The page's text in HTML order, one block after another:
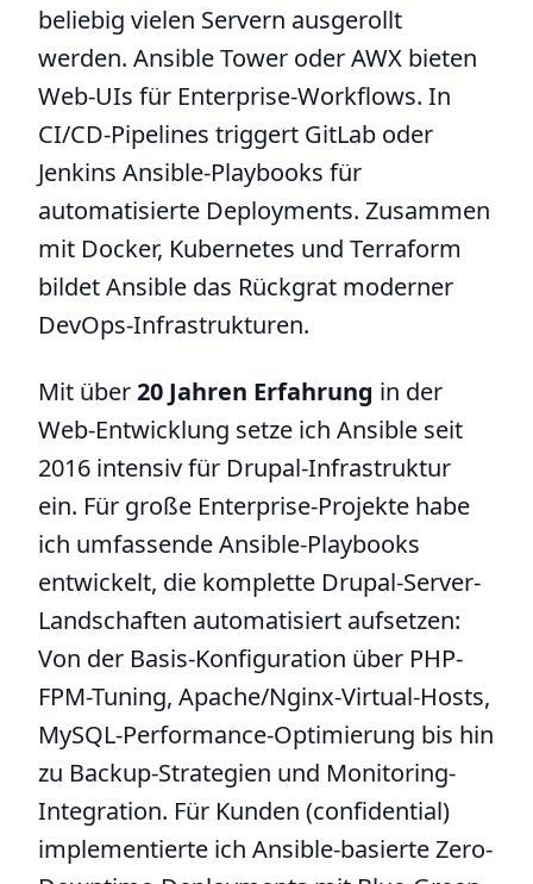
beliebig vielen Servern ausgerollt
werden. Ansible Tower oder AWX bieten
Web-UIs für Enterprise-Workflows. In
CI/CD-Pipelines triggert GitLab oder
Jenkins Ansible-Playbooks für
automatisierte Deployments. Zusammen
mit Docker, Kubernetes und Terraform
bildet Ansible das Rückgrat moderner
DevOps-Infrastrukturen.
Mit über20 Jahren Erfahrung in der
Web-Entwicklung setze ich Ansible seit
2016 intensiv für Drupal-Infrastruktur
ein. Für große Enterprise-Projekte habe
ich umfassende Ansible-Playbooks
entwickelt, die komplette Drupal-Server-
Landschaften automatisiert aufsetzen:
Von der Basis-Konfiguration über PHP-
FPM-Tuning, Apache/Nginx-Virtual-Hosts,
MySQL-Performance-Optimierung bis hin
zu Backup-Strategien und Monitoring-
Integration. Für Kunden (confidential)
implementierte ich Ansible-basierte Zero-